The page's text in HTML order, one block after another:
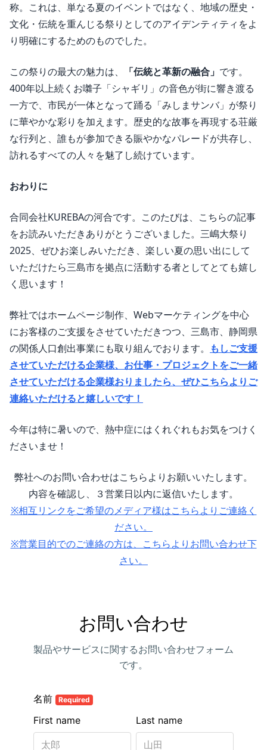
称。これは、単なる夏のイベントではなく、地域の歴史・
文化・伝統を重んじる祭りとしてのアイデンティティをよ
り明確にするためのものでした。
この祭りの最大の魅力は、 「伝統と革新の融合」 です。
400年以上続くお囃子「シャギリ」の音色が街に響き渡る
一方で、市民が一体となって踊る「みしまサンバ」が祭り
に華やかな彩りを加えます。歴史的な故事を再現する荘厳
な行列と、誰もが参加できる賑やかなパレードが共存し、
訪れるすべての人々を魅了し続けています。
おわりに
合同会社KUREBAの河合です。このたびは、こちらの記事
をお読みいただきありがとうございました。三嶋大祭り
2025、ぜひお楽しみいただき、楽しい夏の思い出にして
いただけたら三島市を拠点に活動する者としてとても嬉し
く思います！
弊社ではホームページ制作、Webマーケティングを中心
にお客様のご支援をさせていただきつつ、三島市、静岡県
の関係人口創出事業にも取り組んでおります。
もしご支援
させていただける企業様、お仕事・プロジェクトをご一緒
させていただける企業様おりましたら、ぜひこちらよりご
連絡いただけると嬉しいです！
今年は特に暑いので、熱中症にはくれぐれもお気をつけく
ださいませ！
弊社へのお問い合わせはこちらよりお願いいたします。
内容を確認し、３営業日以内に返信いたします。
※相互リンクをご希望のメディア様はこちらよりご連絡く
ださい。
※営業目的でのご連絡の方は、こちらよりお問い合わせ下
さい。